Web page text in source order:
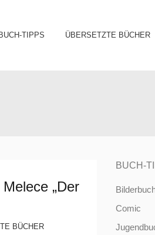
Skip
BUCH-TIPPS ÜBERSETZTE BÜCHER
„Der
BÜCHER
BUCH-
Comic